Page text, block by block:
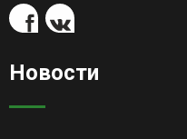
Новости